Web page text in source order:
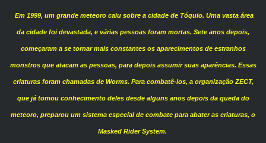
Em 1999, um grande meteoro caiu sobre a cidade de Tóquio. Uma vasta área
da cidade foi devastada, e várias pessoas foram mortas. Sete anos depois,
começaram a se tornar mais constantes os aparecimentos de estranhos
monstros que atacam as pessoas, para depois assumir suas aparências. Essas
criaturas foram chamadas de Worms. Para combatê-los, a organização ZECT,
que já tomou conhecimento deles desde alguns anos depois da queda do
meteoro, preparou um sistema especial de combate para abater as criaturas, o
Masked Rider System.